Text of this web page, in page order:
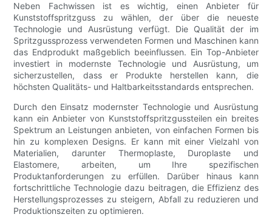
Neben Fachwissen ist es wichtig, einen Anbieter für
Kunststoffspritzguss zu wählen, der über die neueste
Technologie und Ausrüstung verfügt. Die Qualität der im
Spritzgussprozess verwendeten Formen und Maschinen kann
das Endprodukt maßgeblich beeinflussen. Ein Top-Anbieter
investiert in modernste Technologie und Ausrüstung, um
sicherzustellen, dass er Produkte herstellen kann, die
höchsten Qualitäts- und Haltbarkeitsstandards entsprechen.
Durch den Einsatz modernster Technologie und Ausrüstung
kann ein Anbieter von Kunststoffspritzgussteilen ein breites
Spektrum an Leistungen anbieten, von einfachen Formen bis
hin zu komplexen Designs. Er kann mit einer Vielzahl von
Materialien, darunter Thermoplaste, Duroplaste und
Elastomere, arbeiten, um Ihre spezifischen
Produktanforderungen zu erfüllen. Darüber hinaus kann
fortschrittliche Technologie dazu beitragen, die Effizienz des
Herstellungsprozesses zu steigern, Abfall zu reduzieren und
Produktionszeiten zu optimieren.